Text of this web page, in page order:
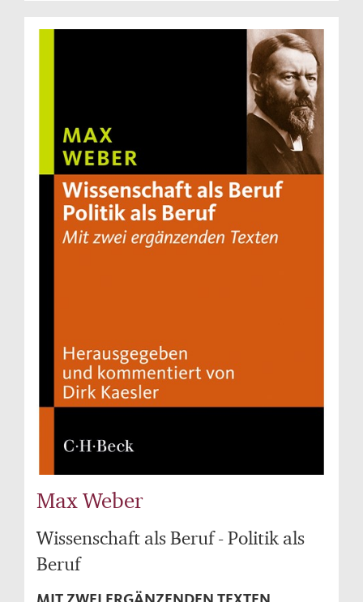
Max Weber
Wissenschaft als Beruf - Politik als
Beruf